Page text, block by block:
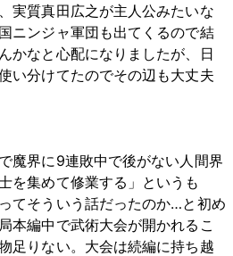
実質真田広之が主人公みたいな
ニンジャ軍団も出てくるので結
かなと心配になりましたが、日
い分けてたのでその辺も大丈夫
魔界に9連敗中で後がない人間界
を集めて修業する」というも
てそういう話だったのか…と初め
本編中で武術大会が開かれるこ
足りない。大会は続編に持ち越